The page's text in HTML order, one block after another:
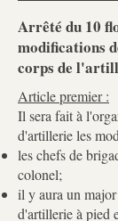
​Arrêté du 10
modifications
corps de
Article premier :
Il sera fait à
d'artillerie les
les chefs de
colonel;
il y aura un
d'artillerie à pied